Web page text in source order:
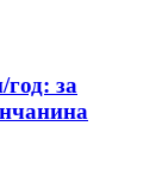
год: за